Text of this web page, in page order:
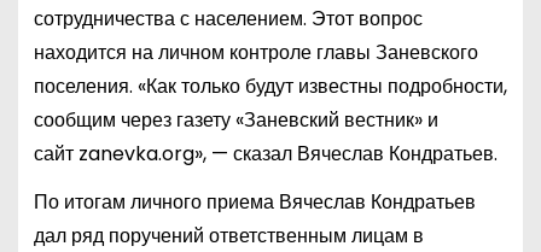
сотрудничества с населением. Этот вопрос
находится на личном контроле главы Заневского
поселения. «Как только будут известны подробности,
сообщим через газету «Заневский вестник» и
сайт zanevka.org», — сказал Вячеслав Кондратьев.
По итогам личного приема Вячеслав Кондратьев
дал ряд поручений ответственным лицам в